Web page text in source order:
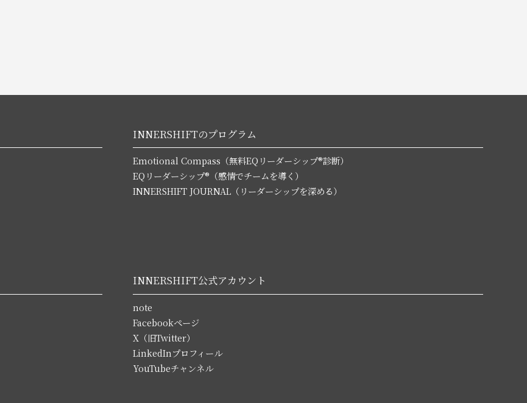
INNERSHIFTのプログラム
Emotional Compass（無料EQリーダーシップ®診断）
EQリーダーシップ®（感情でチームを導く）
INNERSHIFT JOURNAL（リーダーシップを深める）
INNERSHIFT公式アカウント
note
Facebookページ
X（旧Twitter）
LinkedInプロフィール
YouTubeチャンネル